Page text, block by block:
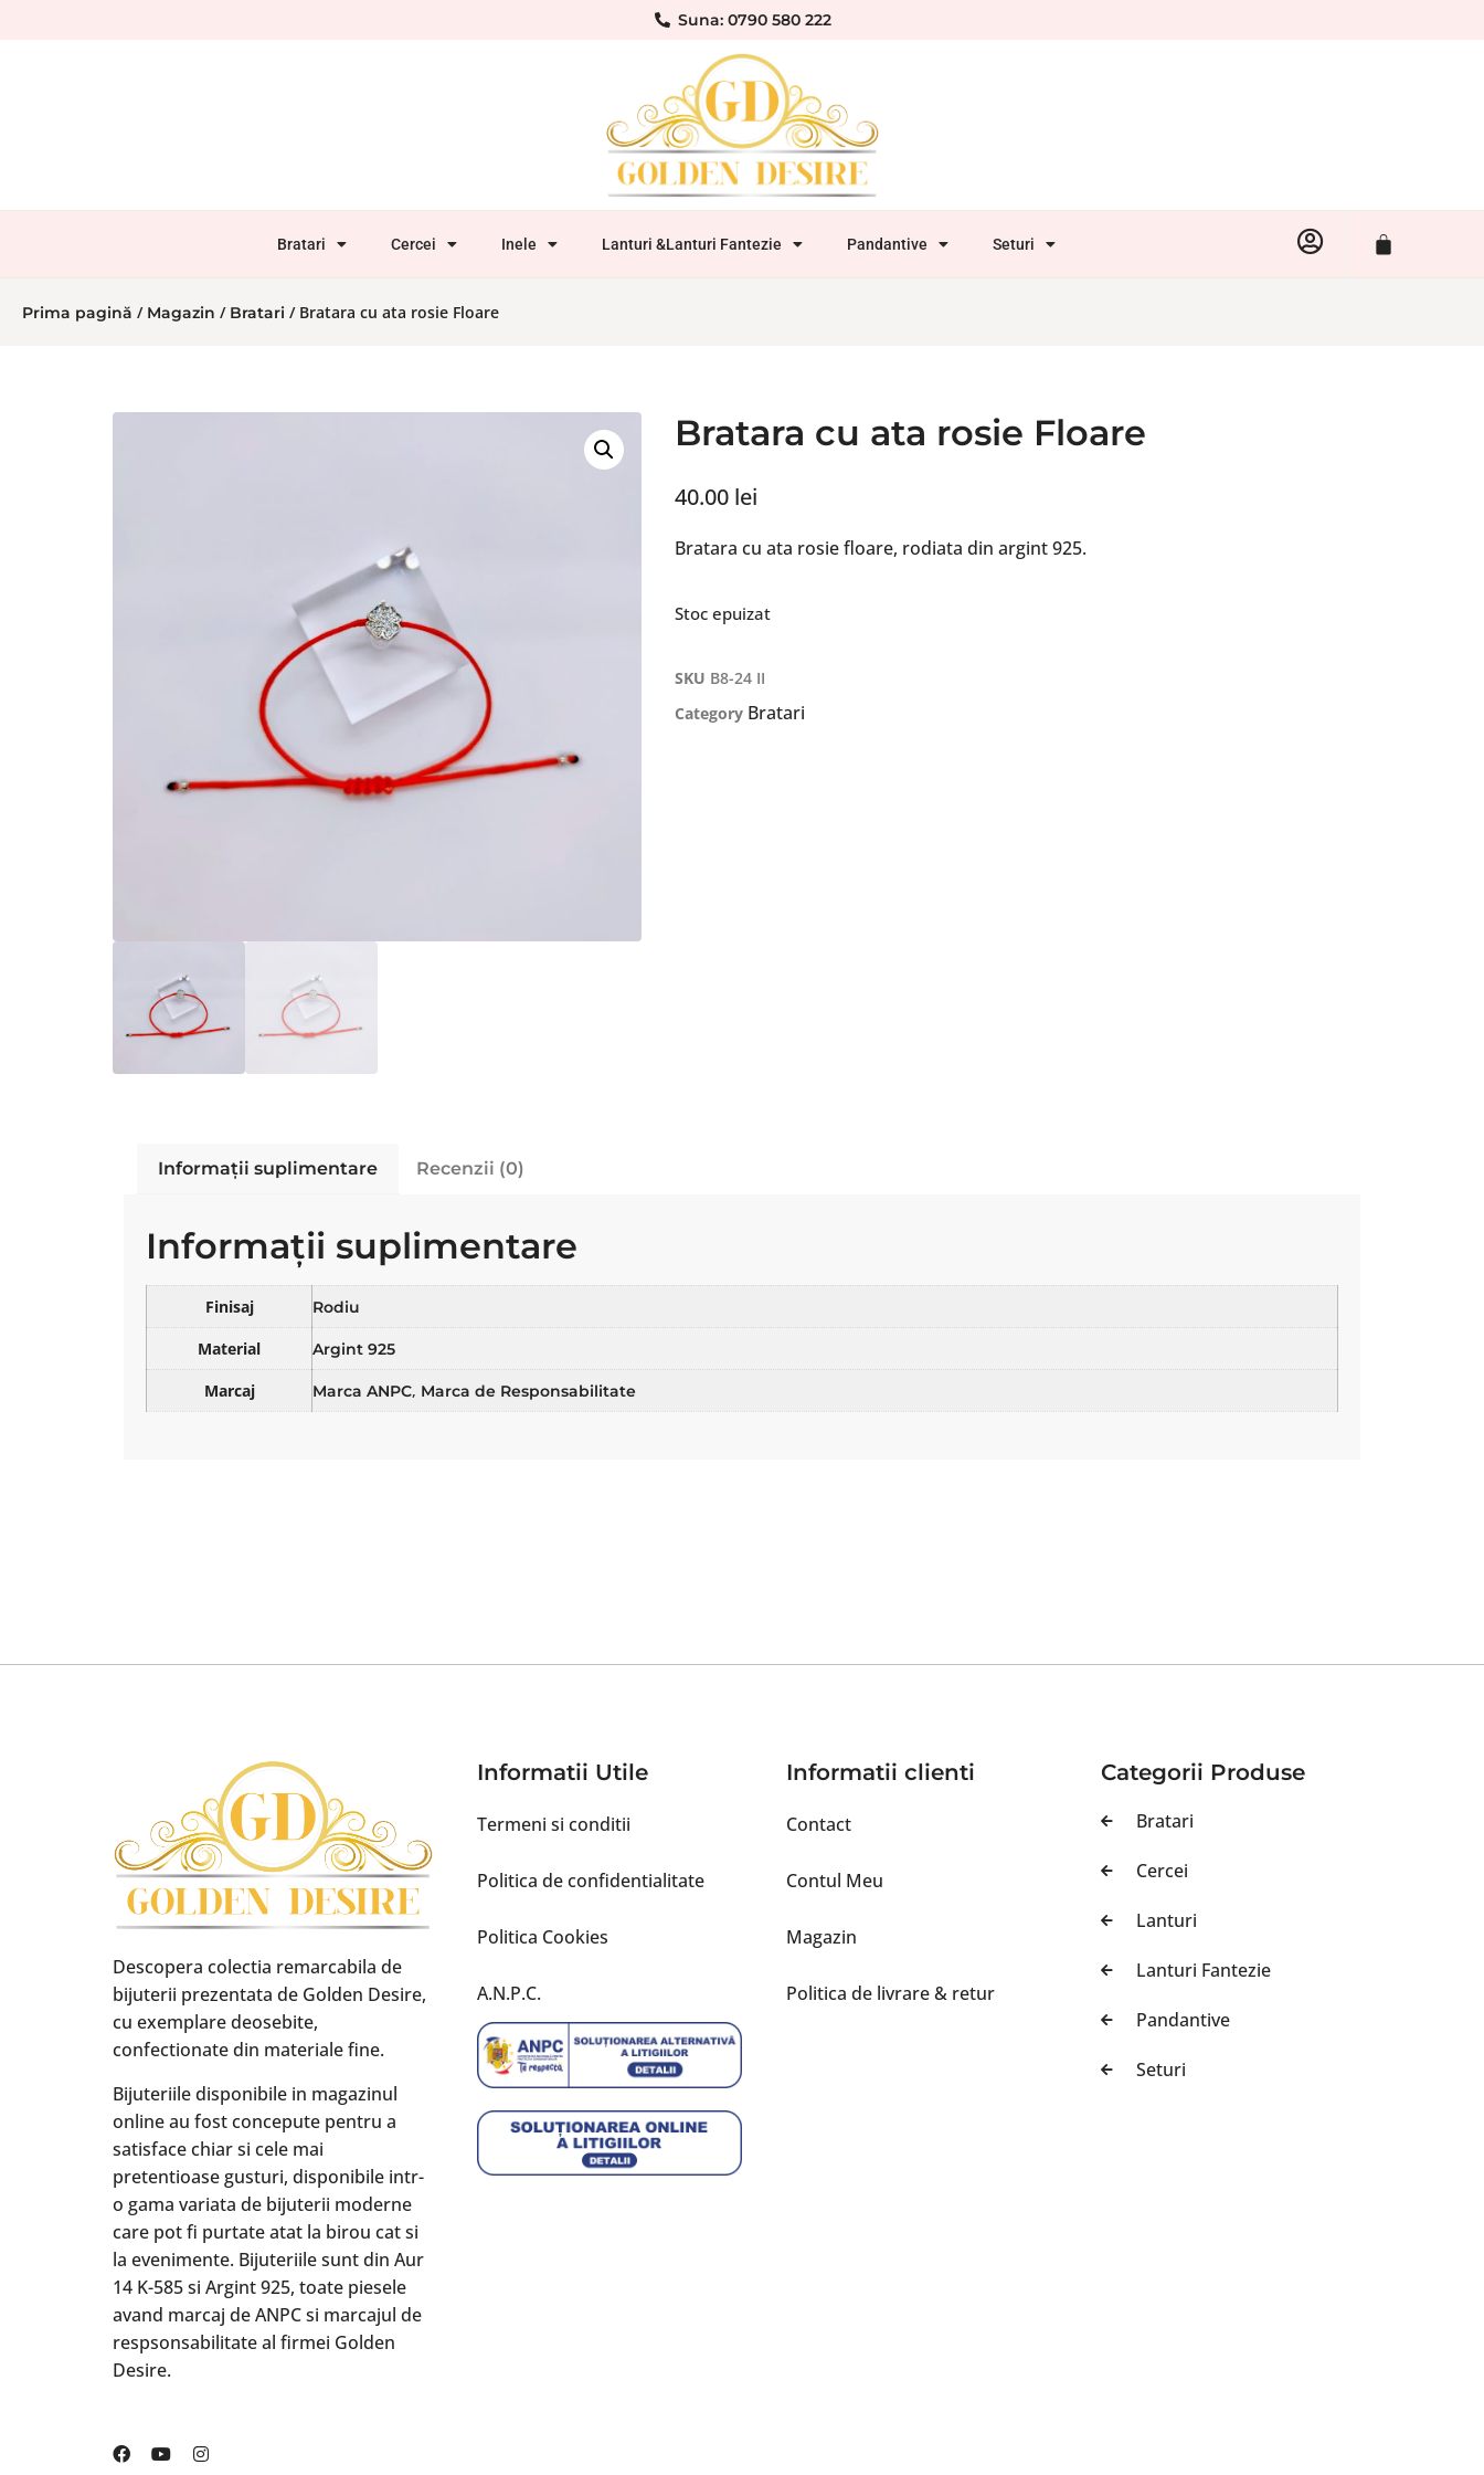
Suna: 0790 580 222
Bratari Cercei Inele Lanturi &Lanturi Fantezie Pandantive Seturi
Prima pagină / Magazin / Bratari / Bratara cu ata rosie Floare
Bratara cu ata rosie Floare
40.00 lei
Bratara cu ata rosie floare, rodiata din argint 925.
Stoc epuizat
SKU B8-24 II
Category Bratari
Informații suplimentare Recenzii (0)
Informații suplimentare
Finisaj Rodiu
Material Argint 925
Marcaj Marca ANPC, Marca de Responsabilitate
Descopera colectia remarcabila de
bijuterii prezentata de Golden Desire,
cu exemplare deosebite,
confectionate din materiale fine.
Bijuteriile disponibile in magazinul
online au fost concepute pentru a
satisface chiar si cele mai
pretentioase gusturi, disponibile intr-
o gama variata de bijuterii moderne
care pot fi purtate atat la birou cat si
la evenimente. Bijuteriile sunt din Aur
14 K-585 si Argint 925, toate piesele
avand marcaj de ANPC si marcajul de
respsonsabilitate al firmei Golden
Desire.
Informatii Utile
Termeni si conditii
Politica de confidentialitate
Politica Cookies
A.N.P.C.
Informatii clienti
Contact
Contul Meu
Magazin
Politica de livrare & retur
Categorii Produse
Bratari
Cercei
Lanturi
Lanturi Fantezie
Pandantive
Seturi